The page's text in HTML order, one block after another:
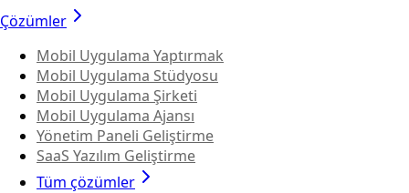
Çözümler
Mobil Uygulama Yaptırmak
Mobil Uygulama Stüdyosu
Mobil Uygulama Şirketi
Mobil Uygulama Ajansı
Yönetim Paneli Geliştirme
SaaS Yazılım Geliştirme
Tüm çözümler